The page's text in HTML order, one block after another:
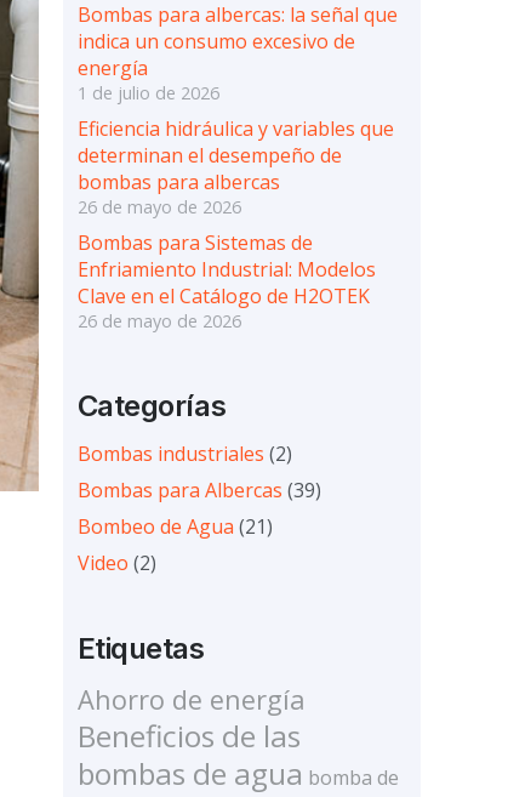
Bombas para albercas: la señal que
indica un consumo excesivo de
energía
1 de julio de 2026
Eficiencia hidráulica y variables que
determinan el desempeño de
bombas para albercas
26 de mayo de 2026
Bombas para Sistemas de
Enfriamiento Industrial: Modelos
Clave en el Catálogo de H2OTEK
26 de mayo de 2026
Categorías
Bombas industriales (2)
Bombas para Albercas (39)
Bombeo de Agua (21)
Video (2)
Etiquetas
Ahorro de energía
Beneficios de las
bombas de agua bomba de